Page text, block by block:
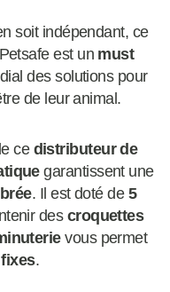
soit indépendant, ce
est un must
des solutions pour
de leur animal.
ce distributeur de
garantissent une
. Il est doté de 5
des croquettes
vous permet
.